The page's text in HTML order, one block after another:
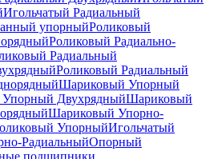
Игольчатый Радиальный
упорныйРоликовый
Роликовый Радиально-
Радиальный
Роликовый Радиальный
Шариковый Упорный
ДвухрядныйШариковый
Шариковый Упорно-
УпорныйИгольчатый
РадиальныйОпорный
подшипники